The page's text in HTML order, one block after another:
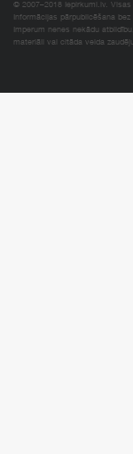
© 2007–2018 Iepirkumi.lv.
Informācijas pārpublicēšana
Imperum nenes nekādu
materiāli vai citāda veida